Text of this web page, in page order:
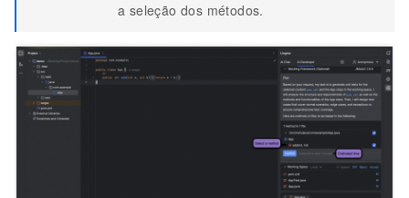
a seleção dos métodos.